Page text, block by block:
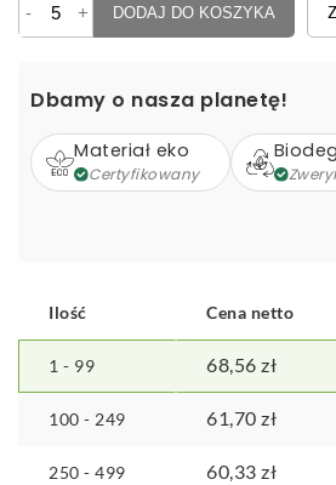
-
Molarm
bezprzewodowa
ładowarka
zegar
+ DODAJ DO KOSZYKA
Dbamy o nasza planetę!
Materiał eko
Certyfikowany
Ilość Cena netto
1 - 99 68,56 zł
100 - 249 61,70 zł
250 - 499 60,33 zł